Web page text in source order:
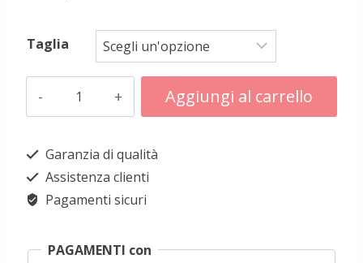
Taglia
sarda
blu
Aggiungi al carrello
Garanzia di qualità
Assistenza clienti
Pagamenti sicuri
PAGAMENTI con